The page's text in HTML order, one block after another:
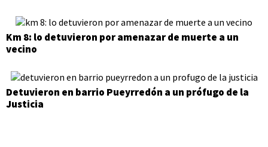
Km 8: lo detuvieron por amenazar de muerte a un
vecino
Detuvieron en barrio Pueyrredón a un prófugo de la
Justicia